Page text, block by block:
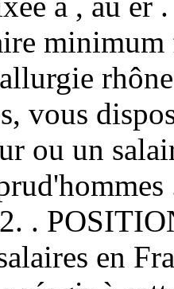
vous
ou un
.
en